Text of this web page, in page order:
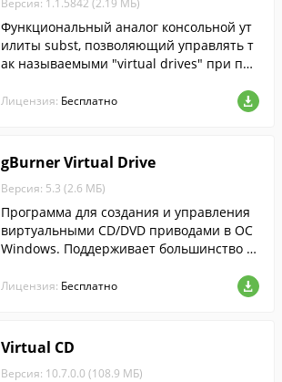
Версия: 1.1.5842 (2.19 МБ)
Функциональный аналог консольной ут
илиты subst, позволяющий управлять т
ак называемыми "virtual drives" при пом
Лицензия: Бесплатно
gBurner Virtual Drive
Версия: 5.3 (2.6 МБ)
Программа для создания и управления
виртуальными CD/DVD приводами в ОС
Windows. Поддерживает большинство р
сков.
Лицензия: Бесплатно
Virtual CD
Версия: 10.7.0.0 (108.9 МБ)